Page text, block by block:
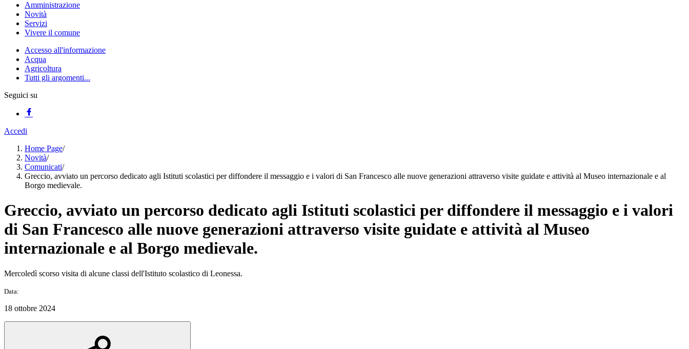
Amministrazione
Novità
Servizi
Vivere il comune
Accesso all'informazione
Acqua
Agricoltura
Tutti gli argomenti...
Seguici su
Accedi
Home Page/
Novità/
Comunicati/
Greccio, avviato un percorso dedicato agli Istituti scolastici per diffondere il messaggio e i valori di San Francesco alle nuove generazioni attraverso visite guidate e attività al Museo internazionale e al
Borgo medievale.
Greccio, avviato un percorso dedicato agli Istituti scolastici per diffondere il messaggio e i valori
di San Francesco alle nuove generazioni attraverso visite guidate e attività al Museo
internazionale e al Borgo medievale.
Mercoledì scorso visita di alcune classi dell'Istituto scolastico di Leonessa.
Data:
18 ottobre 2024